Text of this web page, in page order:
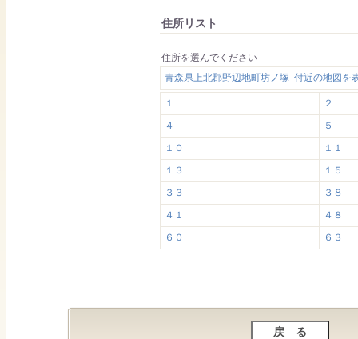
住所リスト
住所を選んでください
青森県上北郡野辺地町坊ノ塚 付近の地図を
１
２
４
５
１０
１１
１３
１５
３３
３８
４１
４８
６０
６３